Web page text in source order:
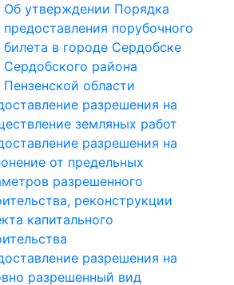
Об утверждении Порядка
предоставления порубочного
билета в городе Сердобске
Сердобского района
Пензенской области
разрешения на
земляных работ
разрешения на
от предельных
разрешенного
реконструкции
капитального
разрешения на
разрешенный вид